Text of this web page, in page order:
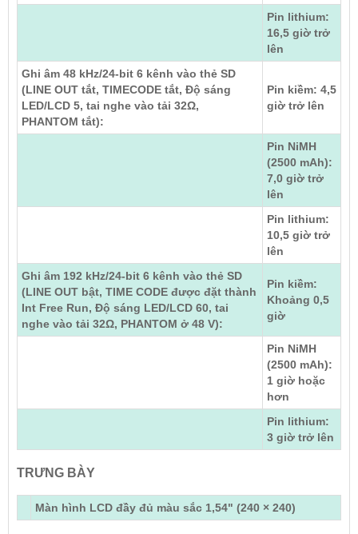
Pin lithium:
16,5 giờ trở
lên
Ghi âm 48 kHz/24-bit 6 kênh vào thẻ SD
(LINE OUT tắt, TIMECODE tắt, Độ sáng
LED/LCD 5, tai nghe vào tải 32Ω,
PHANTOM tắt):
Pin kiềm: 4,5
giờ trở lên
Pin NiMH
(2500 mAh):
7,0 giờ trở
lên
Pin lithium:
10,5 giờ trở
lên
Ghi âm 192 kHz/24-bit 6 kênh vào thẻ SD
(LINE OUT bật, TIME CODE được đặt thành
Int Free Run, Độ sáng LED/LCD 60, tai
nghe vào tải 32Ω, PHANTOM ở 48 V):
Pin kiềm:
Khoảng 0,5
giờ
Pin NiMH
(2500 mAh):
1 giờ hoặc
hơn
Pin lithium:
3 giờ trở lên
TRƯNG BÀY
Màn hình LCD đầy đủ màu sắc 1,54" (240 × 240)